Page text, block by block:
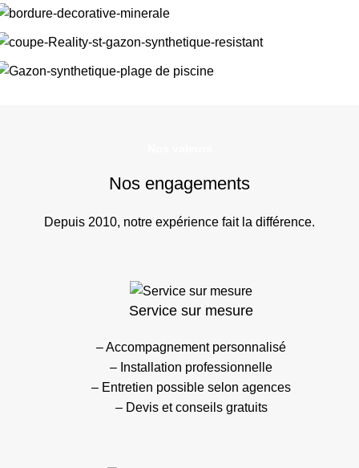
Nos engagements
Depuis 2010, notre expérience fait la différence.
Service sur mesure
– Accompagnement personnalisé
– Installation professionnelle
– Entretien possible selon agences
– Devis et conseils gratuits